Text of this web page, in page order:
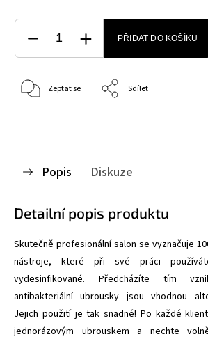
PŘIDAT DO KOŠÍKU
Zeptat se Sdílet
Popis Diskuze
Detailní popis produktu
Skutečně profesionální salon se vyznačuje
nástroje, které při své práci
vydesinfikované. Předcházíte tím
antibakteriální ubrousky jsou vhodnou
Jejich použití je tak snadné! Po každé
jednorázovým ubrouskem a nechte